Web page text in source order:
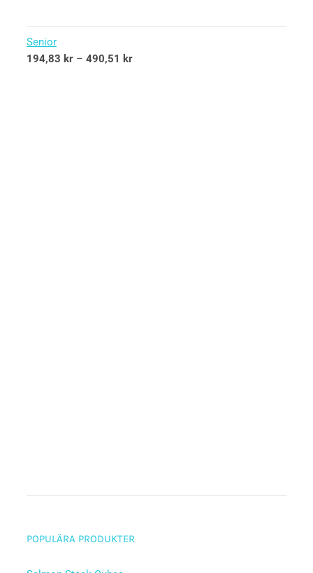
Senior
194,83 kr – 490,51 kr
POPULÄRA PRODUKTER